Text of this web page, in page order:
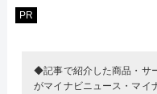
PR
◆記事で紹介した商品・サ
がマイナビニュース・マイ